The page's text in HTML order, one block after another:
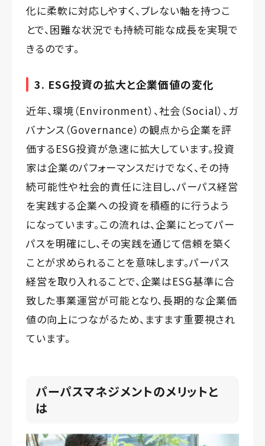
化に柔軟に対応しやすく、ブレない軸を持つこ
とで、困難な状況でも持続可能な成長を実現で
きるのです。
3. ESG投資の拡大と企業価値の変化
近年、環境（Environment）、社会（Social）、ガ
バナンス（Governance）の観点から企業を評
価するESG投資が急速に拡大しています。投資
家は企業のパフォーマンスだけでなく、その持
続可能性や社会的責任に注目し、パーパス経営
を実践する企業への投資を積極的に行うよう
になっています。この流れは、企業にとってパー
パスを明確にし、その実践を通じて信頼を築く
ことが求められることを意味します。パーパス
経営を取り入れることで、企業はESG基準に合
致した事業運営が可能となり、長期的な企業価
値の向上につながるため、ますます重要視され
ています。
パーパスマネジメントのメリットと
は